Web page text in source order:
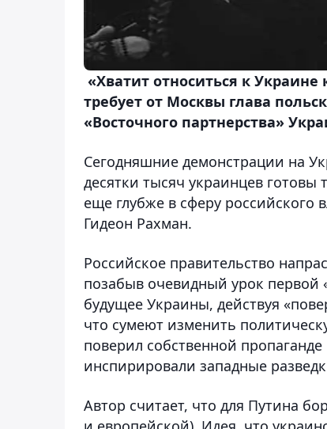
«Хватит относиться к
требует от Москвы глава
«Восточного партнерства»
Сегодняшние демонстрации на
десятки тысяч украинцев
еще глубже в сферу российского
Гидеон Рахман.
Российское правительство
позабыв очевидный урок
будущее Украины, действуя
что сумеют изменить
поверил собственной
инспирировали западные
Автор считает, что для Путина